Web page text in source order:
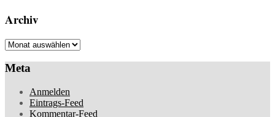
Archiv
Archiv
Meta
Anmelden
Eintrags-Feed
Kommentar-Feed